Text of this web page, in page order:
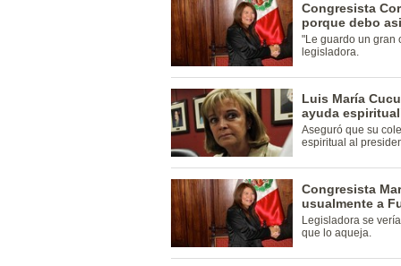
Congresista
porque debo
"Le guardo un gran
legisladora.
Luis María
ayuda
Aseguró que su
espiritual al
Congresista
usualmente a
Legisladora se
que lo aqueja.